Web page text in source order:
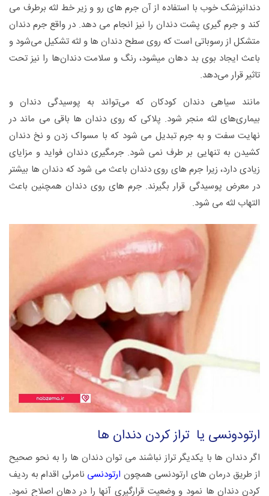
دندانپزشک خوب با استفاده از آن جرم های رو و زیر خط لثه برطرف می
کند و جرم گیری پشت دندان را نیز انجام می دهد. در واقع جرم دندان
متشکل از رسوباتی است که روی سطح دندان‌ ها و لثه تشکیل می‌شود و
باعث ایجاد بوی بد دهان میشود، رنگ و سلامت دندان‌ها را نیز تحت
تاثیر قرار می‌دهد.
مانند سیاهی دندان کودکان که می‌تواند به پوسیدگی دندان و
بیماری‌های لثه منجر شود. پلاکی که روی دندان ها باقی می ماند در
نهایت سفت و به جرم تبدیل می شود که با مسواک زدن و نخ دندان
کشیدن به تنهایی بر طرف نمی شود. جرمگیری دندان فواید و مزایای
زیادی دارد، زیرا جرم های روی دندان باعث می شود که دندان ها بیشتر
در معرض پوسیدگی قرار بگیرند. جرم های روی دندان همچنین باعث
التهاب لثه می شود.
ارتودونسی یا تراز کردن دندان ها
اگر دندان ها با یکدیگر تراز نباشند می توان دندان ها را به نحو صحیح
از طریق درمان های ارتودنسی همچون ارتودنسی نامرئی اقدام به ردیف
کردن دندان ها نمود و وضعیت قرارگیری آنها را در دهان اصلاح نمود.